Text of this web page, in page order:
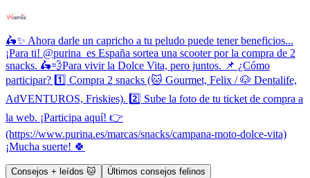
🛵✨ Ahora darle un capricho a tu peludo puede tener beneficios...
¡Para ti! @purina_es España sortea una scooter por la compra de 2
snacks. 🛵💨Para vivir la Dolce Vita, pero juntos. 📌 ¿Cómo
participar? 1️⃣ Compra 2 snacks (🐱 Gourmet, Felix / 🐶 Dentalife,
AdVENTUROS, Friskies). 2️⃣ Sube la foto de tu ticket de compra a
la web. ¡Participa aquí! 👉
(https://www.purina.es/marcas/snacks/campana-moto-dolce-vita)
¡Mucha suerte! 🍀
Consejos + leídos 🐱 Últimos consejos felinos